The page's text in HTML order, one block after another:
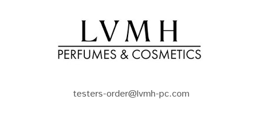
testers-order@lvmh-pc.com